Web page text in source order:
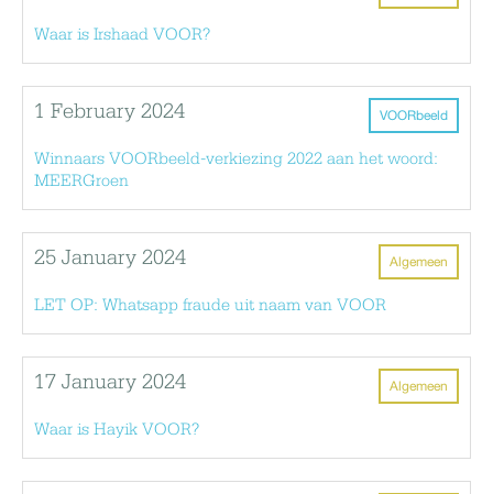
Waar is Irshaad VOOR?
VOORbeeld
1 February 2024
Winnaars VOORbeeld-verkiezing 2022 aan het woord:
MEERGroen
Algemeen
25 January 2024
LET OP: Whatsapp fraude uit naam van VOOR
Algemeen
17 January 2024
Waar is Hayik VOOR?